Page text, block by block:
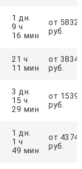
1 дн.
9 ч
16 мин
от
руб.
21 ч
11 мин
от
руб.
3 дн.
15 ч
29 мин
от
руб.
1 дн.
1 ч
49 мин
от
руб.